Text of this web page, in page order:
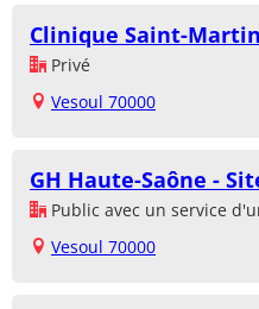
Clinique Saint-Martin
Privé
Vesoul 70000
GH Haute-Saône -
Public avec un service
Vesoul 70000